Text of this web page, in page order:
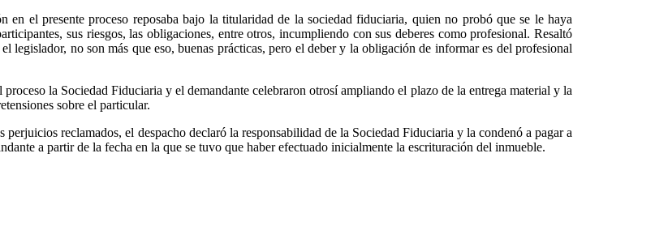
en el presente proceso reposaba bajo la titularidad de la sociedad fiduciaria, quien no probó que se le haya
sus riesgos, las obligaciones, entre otros, incumpliendo con sus deberes como profesional. Resaltó
legislador, no son más que eso, buenas prácticas, pero el deber y la obligación de informar es del profesional
la Sociedad Fiduciaria y el demandante celebraron otrosí ampliando el plazo de la entrega material y la
sobre el particular.
reclamados, el despacho declaró la responsabilidad de la Sociedad Fiduciaria y la condenó a pagar a
a partir de la fecha en la que se tuvo que haber efectuado inicialmente la escrituración del inmueble.